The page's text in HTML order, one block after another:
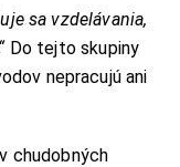
sa vzdelávania,
Do tejto skupiny
nepracujú ani
chudobných